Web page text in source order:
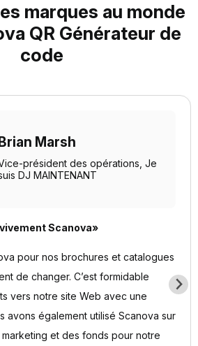
marques au monde
QR Générateur de
code
Marsh
président des opérations, Je
DJ MAINTENANT
Scanova»
pour nos brochures et catalogues
de changer. C’est formidable
vers notre site Web avec une
avons également utilisé Scanova sur
et des fonds pour notre